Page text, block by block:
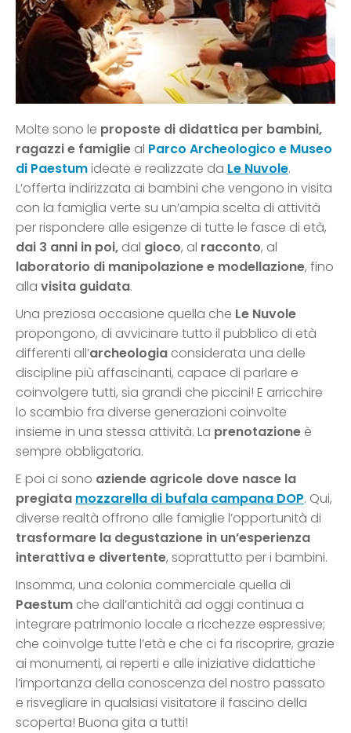
Molte sono le proposte di didattica per bambini,
ragazzi e famiglie al Parco Archeologico e Museo
di Paestumideate e realizzate da Le Nuvole.
L’offerta indirizzata ai bambini che vengono in visita
con la famiglia verte su un’ampia scelta di attività
per rispondere alle esigenze di tutte le fasce di età,
dai 3 anni in poi, dal gioco, al racconto, al
laboratorio di manipolazione e modellazione, fino
alla visita guidata.
Una preziosa occasione quella che Le Nuvole
propongono, di avvicinare tutto il pubblico di età
differenti all’archeologia considerata una delle
discipline più affascinanti, capace di parlare e
coinvolgere tutti, sia grandi che piccini! E arricchire
lo scambio fra diverse generazioni coinvolte
insieme in una stessa attività. La prenotazione è
sempre obbligatoria.
E poi ci sono aziende agricole dove nasce la
pregiata mozzarella di bufala campana DOP. Qui,
diverse realtà offrono alle famiglie l’opportunità di
trasformare la degustazione in un’esperienza
interattiva e divertente, soprattutto per i bambini.
Insomma, una colonia commerciale quella di
Paestum che dall’antichità ad oggi continua a
integrare patrimonio locale a ricchezze espressive;
che coinvolge tutte l’età e che ci fa riscoprire, grazie
ai monumenti, ai reperti e alle iniziative didattiche
l’importanza della conoscenza del nostro passato
e risvegliare in qualsiasi visitatore il fascino della
scoperta! Buona gita a tutti!